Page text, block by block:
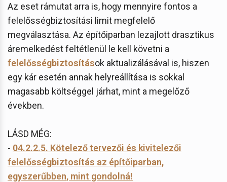
Az eset rámutat arra is, hogy mennyire fontos a
felelősségbiztosítási limit megfelelő
megválasztása. Az építőiparban lezajlott drasztikus
áremelkedést feltétlenül le kell követni a
felelősségbiztosítások aktualizálásával is, hiszen
egy kár esetén annak helyreállítása is sokkal
magasabb költséggel járhat, mint a megelőző
években.
LÁSD MÉG:
- 04.2.2.5. Kötelező tervezői és kivitelezői
felelősségbiztosítás az építőiparban,
egyszerűbben, mint gondolná!